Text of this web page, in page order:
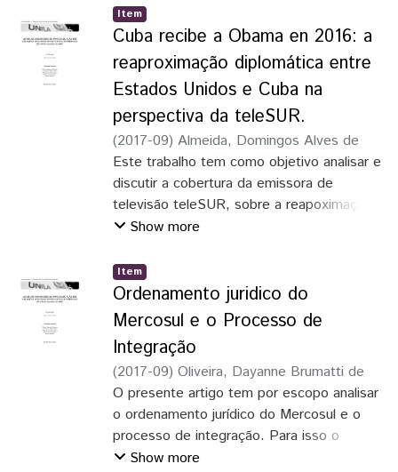
internacional, abordando aspectos
históricos de sua evolução legislativa e a
experiência brasileira concernente à
restrição aos direitos de propriedade
intelectual em casos de necessidades de
saúde pública, sobretudo quanto à
concessão de licenças compulsórias
Item
Cuba recibe a Obama en 2016: a
reaproximação diplomática entre
Estados Unidos e Cuba na
perspectiva da teleSUR.
(2017-09) Almeida, Domingos Alves de
Este trabalho tem como objetivo analisar e
discutir a cobertura da emissora de
televisão teleSUR, sobre a reapoximação
diplomática entre Estados Unidos e Cuba,
estadunidense, Barack Obama, a Cuba, em
20 de março de 2016. Na fundamentação
teórica recorremos às contribuições de
Robert Putnam (2008), LIsboa (2016), Fiori
(2016), Borón (2016), Domínguez
Guadarrama (2015) e outros.
Show more
Item
Ordenamento juridico do
Mercosul e o Processo de
Integração
(2017-09) Oliveira, Dayanne Brumatti de
O presente artigo tem por escopo analisar
o ordenamento jurídico do Mercosul e o
processo de integração. Para isso o
estudo valeu-se da interpretação do
Show more